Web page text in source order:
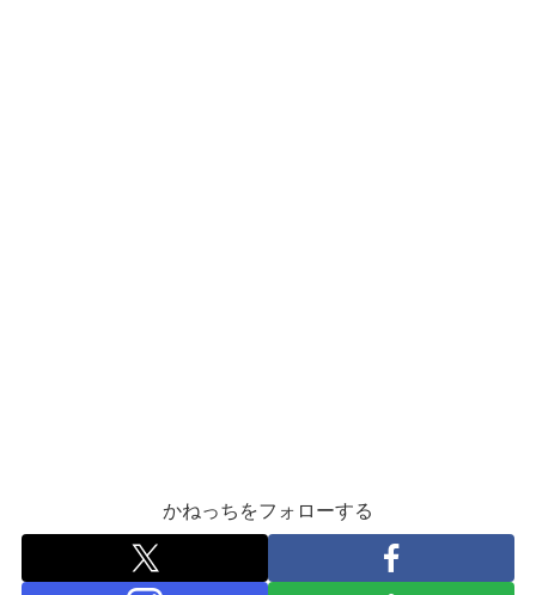
かねっちをフォローする